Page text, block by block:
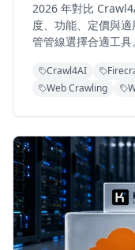
2026 年對比
度、功能、定價與
管管線選擇合適工具。
Crawl4AI
Web Crawling